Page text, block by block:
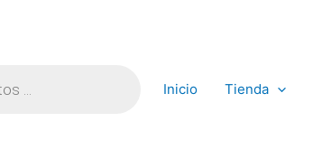
Inicio Tienda